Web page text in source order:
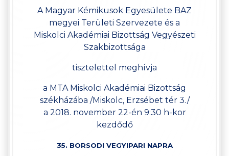
A Magyar Kémikusok Egyesülete BAZ
megyei Területi Szervezete és a
Miskolci Akadémiai Bizottság Vegyészeti
Szakbizottsága
tisztelettel meghívja
a MTA Miskolci Akadémiai Bizottság
székházába /Miskolc, Erzsébet tér 3./
a 2018. november 22-én 9:30 h-kor
kezdődő
35. BORSODI VEGYIPARI NAPRA